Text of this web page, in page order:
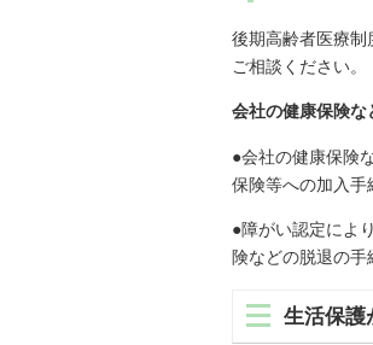
後期高齢者医療制
ご相談ください。
会社の健康保険な
●会社の健康保険
保険等への加入手
●障がい認定によ
険などの脱退の手
生活保護